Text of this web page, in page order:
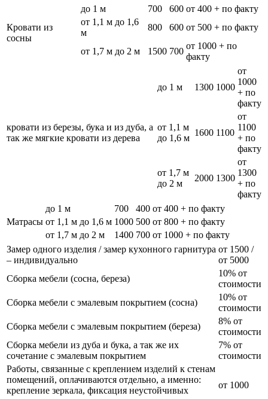
Кровати из
сосны
до 1 м 700 600 от 400 + по факту
от 1,1 м до 1,6
м
800 600 от 500 + по факту
от 1,7 м до 2 м 1500 700
от 1000 + по
факту
кровати из березы, бука и из дуба, а
так же мягкие кровати из дерева
до 1 м 1300 1000
от
1000
+ по
факту
от 1,1 м
до 1,6 м
1600 1100
от
1100
+ по
факту
от 1,7 м
до 2 м
2000 1300
от
1300
+ по
факту
Матрасы
до 1 м 700 400 от 400 + по факту
от 1,1 м до 1,6 м 1000 500 от 800 + по факту
от 1,7 м до 2 м
1400 700 от 1000 + по факту
Замер одного изделия / замер кухонного гарнитура
– индивидуально
от 1500 /
от 5000
Сборка мебели (сосна, береза)
10% от
стоимости
Сборка мебели с эмалевым покрытием (сосна)
10% от
стоимости
Сборка мебели с эмалевым покрытием (береза)
8% от
стоимости
Сборка мебели из дуба и бука, а так же их
сочетание с эмалевым покрытием
7% от
стоимости
Работы, связанные с креплением изделий к стенам
помещений, оплачиваются отдельно, а именно:
крепление зеркала, фиксация неустойчивых
от 1000